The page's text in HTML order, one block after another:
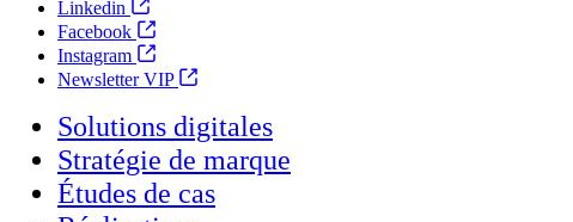
Linkedin
Facebook
Instagram
Newsletter VIP
Solutions digitales
Stratégie de marque
Études de cas